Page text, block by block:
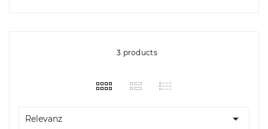
3 products
Relevanz 